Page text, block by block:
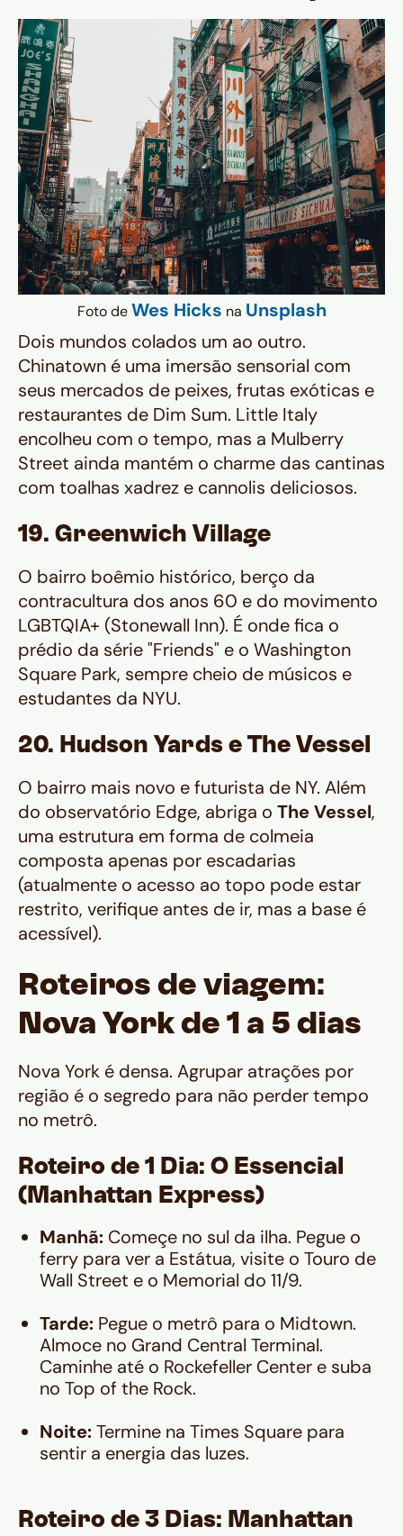
Foto deWes Hicks na Unsplash
Dois mundos colados um ao outro.
Chinatown é uma imersão sensorial com
seus mercados de peixes, frutas exóticas e
restaurantes de Dim Sum. Little Italy
encolheu com o tempo, mas a Mulberry
Street ainda mantém o charme das cantinas
com toalhas xadrez e cannolis deliciosos.
19. Greenwich Village
O bairro boêmio histórico, berço da
contracultura dos anos 60 e do movimento
LGBTQIA+ (Stonewall Inn). É onde fica o
prédio da série "Friends" e o Washington
Square Park, sempre cheio de músicos e
estudantes da NYU.
20. Hudson Yards e The Vessel
O bairro mais novo e futurista de NY. Além
do observatório Edge, abriga o The Vessel,
uma estrutura em forma de colmeia
composta apenas por escadarias
(atualmente o acesso ao topo pode estar
restrito, verifique antes de ir, mas a base é
acessível).
Roteiros de viagem:
Nova York de 1 a 5 dias
Nova York é densa. Agrupar atrações por
região é o segredo para não perder tempo
no metrô.
Roteiro de 1 Dia: O Essencial
(Manhattan Express)
Manhã: Começe no sul da ilha. Pegue o
ferry para ver a Estátua, visite o Touro de
Wall Street e o Memorial do 11/9.
Tarde: Pegue o metrô para o Midtown.
Almoce no Grand Central Terminal.
Caminhe até o Rockefeller Center e suba
no Top of the Rock.
Noite:Termine na Times Square para
sentir a energia das luzes.
Roteiro de 3 Dias: Manhattan